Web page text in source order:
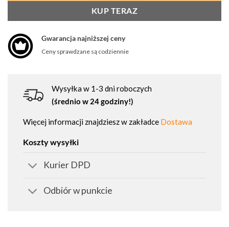
KUP TERAZ
Gwarancja najniższej ceny
Ceny sprawdzane są codziennie
Wysyłka w 1-3 dni roboczych
(średnio w 24 godziny!)
Więcej informacji znajdziesz w zakładce Dostawa
Koszty wysyłki
Kurier DPD
Odbiór w punkcie